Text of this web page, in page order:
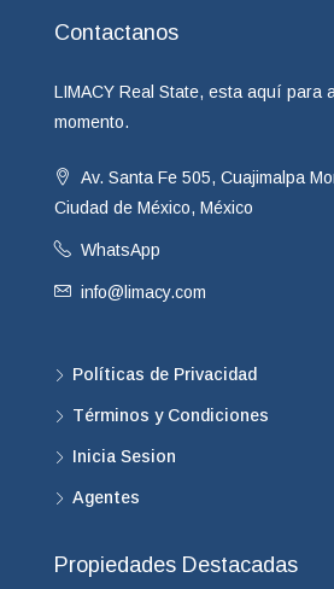
Contactanos
LIMACY Real State, esta aquí para
momento.
Av. Santa Fe 505, Cuajimalpa
Ciudad de México, México
WhatsApp
info@limacy.com
Políticas de Privacidad
Términos y Condiciones
Inicia Sesion
Agentes
Propiedades Destacadas